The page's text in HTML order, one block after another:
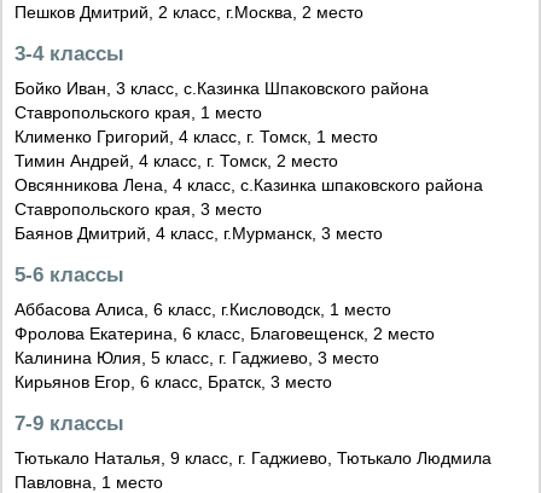
Пешков Дмитрий, 2 класс, г.Москва, 2 место
3-4 классы
Бойко Иван, 3 класс, с.Казинка Шпаковского района
Ставропольского края, 1 место
Клименко Григорий, 4 класс, г. Томск, 1 место
Тимин Андрей, 4 класс, г. Томск, 2 место
Овсянникова Лена, 4 класс, с.Казинка шпаковского района
Ставропольского края, 3 место
Баянов Дмитрий, 4 класс, г.Мурманск, 3 место
5-6 классы
Аббасова Алиса, 6 класс, г.Кисловодск, 1 место
Фролова Екатерина, 6 класс, Благовещенск, 2 место
Калинина Юлия, 5 класс, г. Гаджиево, 3 место
Кирьянов Егор, 6 класс, Братск, 3 место
7-9 классы
Тютькало Наталья, 9 класс, г. Гаджиево, Тютькало Людмила
Павловна, 1 место